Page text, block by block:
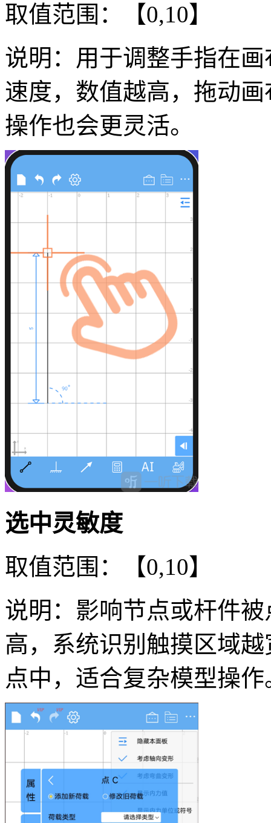
取值范围：【0,10】
说明：用于调整手指在
速度，数值越高，拖动
操作也会更灵活。
选中灵敏度
取值范围：【0,10】
说明：影响节点或杆件
高，系统识别触摸区域
点中，适合复杂模型操作